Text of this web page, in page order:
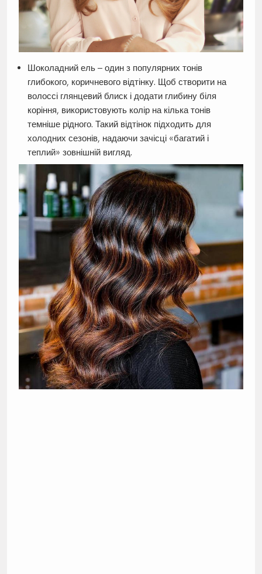
Шоколадний ель – один з популярних тонів
глибокого, коричневого відтінку. Щоб створити на
волоссі глянцевий блиск і додати глибину біля
коріння, використовують колір на кілька тонів
темніше рідного. Такий відтінок підходить для
холодних сезонів, надаючи зачісці «багатий і
теплий» зовнішній вигляд.